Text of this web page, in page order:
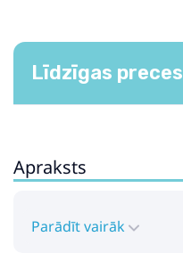
Līdzīgas preces
Apraksts
Parādīt vairāk